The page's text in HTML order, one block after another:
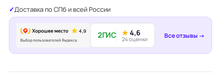
Доставка по СПб и всей России
2ГИС ★4,6
24 оценки Все отзывы →